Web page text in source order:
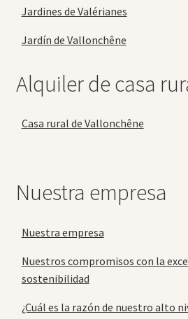
Jardines de Valérianes
Jardín de Vallonchêne
Alquiler de casa
Casa rural de Vallonchêne
Nuestra empresa
Nuestra empresa
Nuestros compromisos con la
sostenibilidad
¿Cuál es la razón de nuestro alto